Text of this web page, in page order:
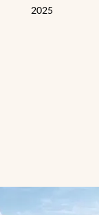
2025